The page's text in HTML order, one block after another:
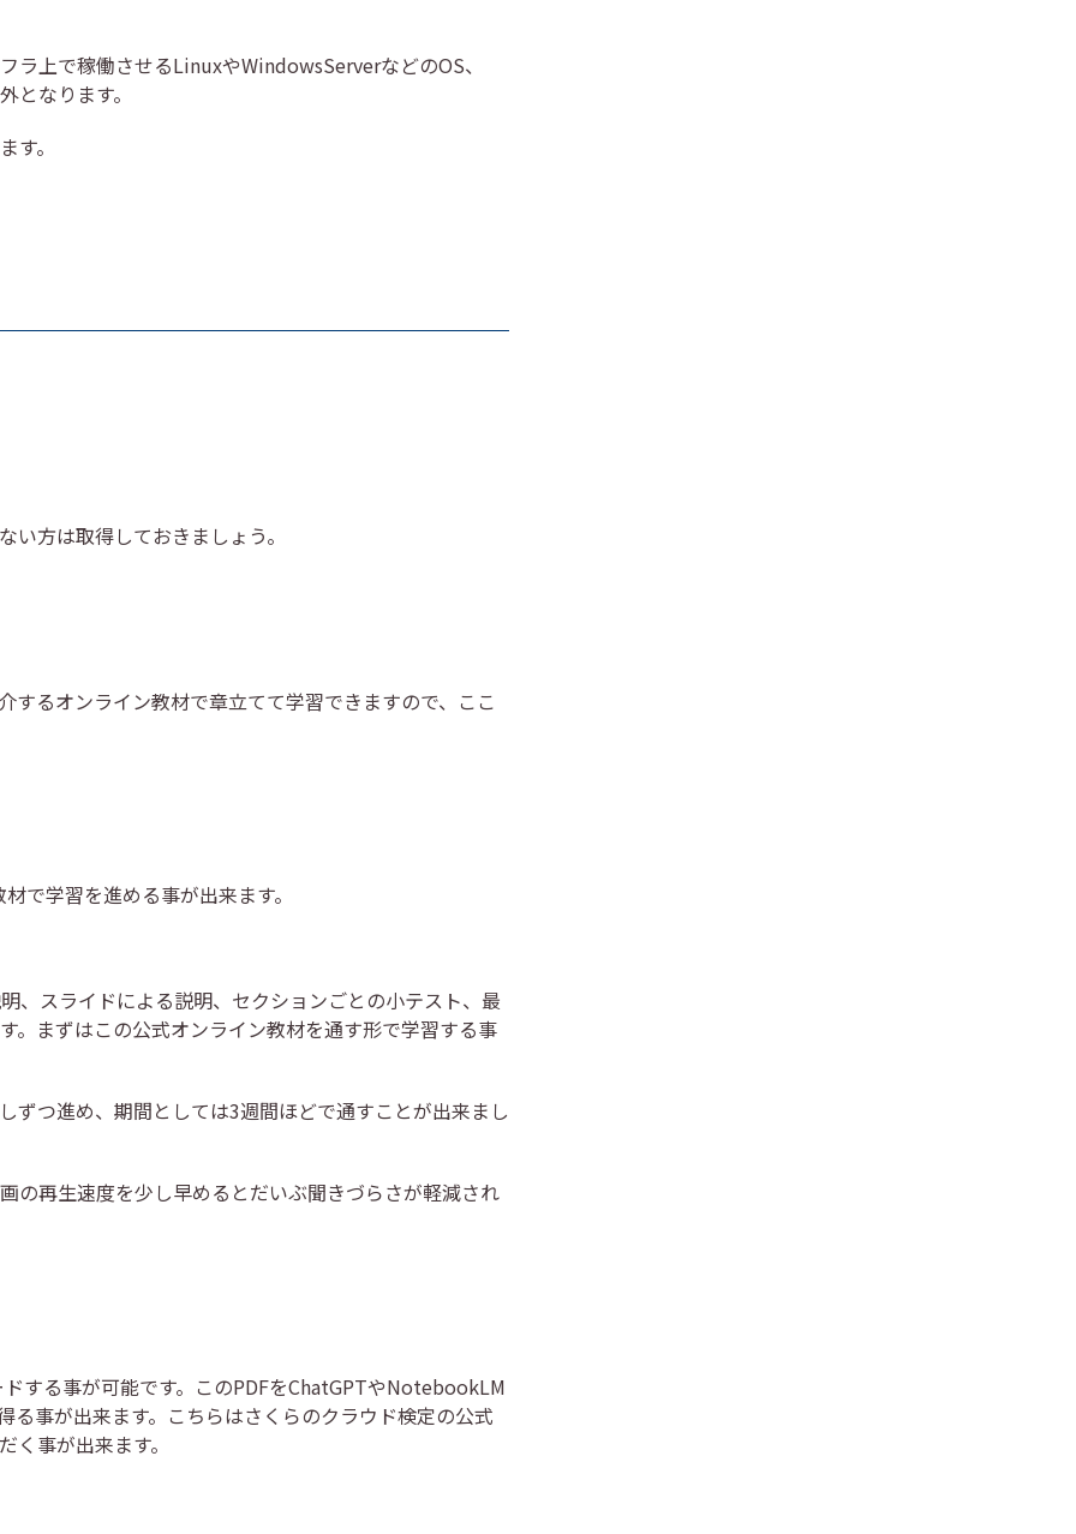
ラ上で稼働させるLinuxやWindowsServerなどのOS、
なります。
す。
方は取得しておきましょう。
るオンライン教材で章立てて学習できますので、ここ
で学習を進める事が出来ます。
、スライドによる説明、セクションごとの小テスト、最
。まずはこの公式オンライン教材を通す形で学習する事
ずつ進め、期間としては3週間ほどで通すことが出来まし
の再生速度を少し早めるとだいぶ聞きづらさが軽減され
する事が可能です。このPDFをChatGPTやNotebookLM
事が出来ます。こちらはさくらのクラウド検定の公式
事が出来ます。